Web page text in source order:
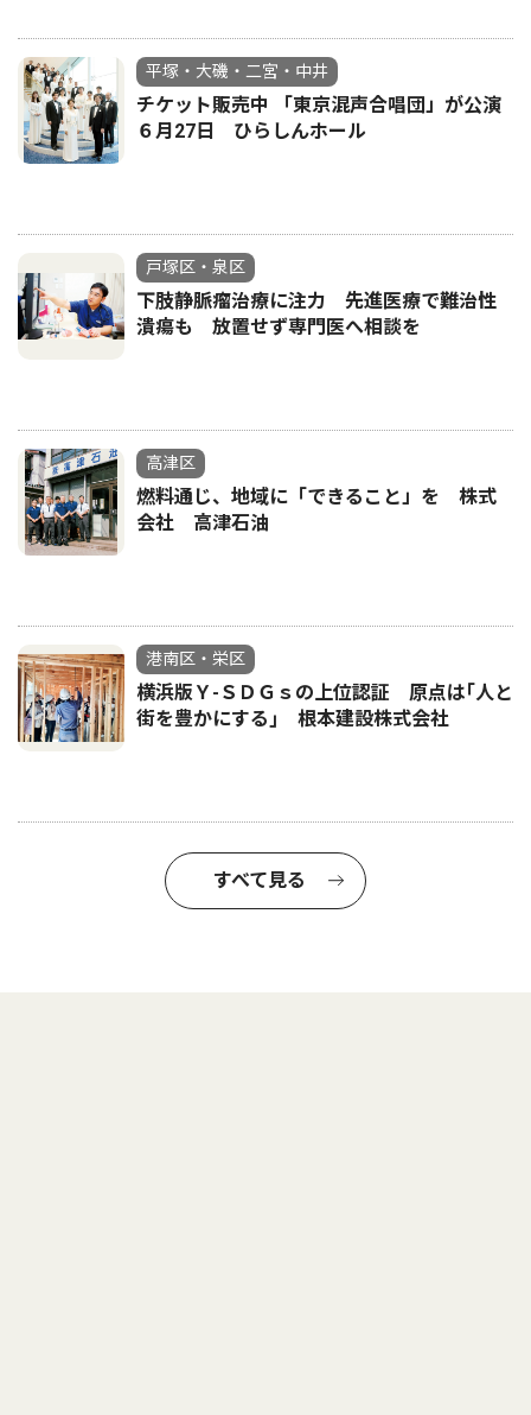
平塚・大磯・二宮・中井
チケット販売中 「東京混声合唱団」が公演
６月27日 ひらしんホール
戸塚区・泉区
下肢静脈瘤治療に注力 先進医療で難治性
潰瘍も 放置せず専門医へ相談を
高津区
燃料通じ、地域に「できること」を 株式
会社 高津石油
港南区・栄区
横浜版Ｙ-ＳＤＧｓの上位認証 原点は｢人と
街を豊かにする｣ 根本建設株式会社
すべて見る